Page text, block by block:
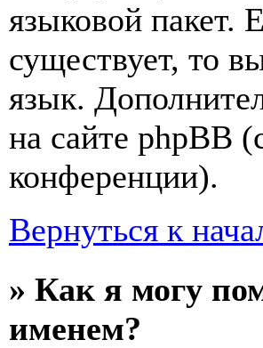
языковой пакет.
существует, то
язык.
на сайте phpBB
конференции).
Вернуться к
» Как я могу
именем?